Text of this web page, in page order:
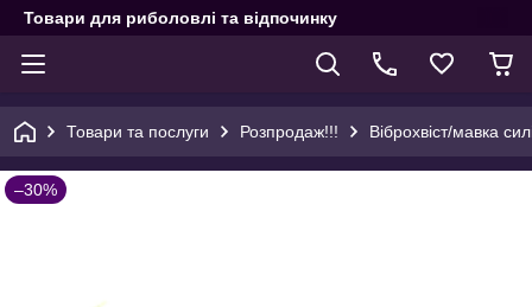
Товари для риболовлі та відпочинку
Товари та послуги Розпродаж!!! Віброхвіст/мавка
–30%